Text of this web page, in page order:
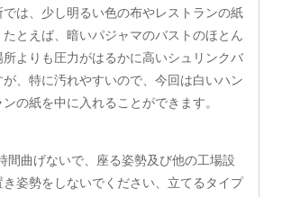
は、少し明るい色の布やレストランの紙
とえば、暗いパジャマのバストのほとん
所よりも圧力がはるかに高いシュリンクバ
が、特に汚れやすいので、今回は白いハン
の紙を中に入れることができます。
間曲げないで、座る姿勢及び他の工場設
姿勢をしないでください、立てるタイプ